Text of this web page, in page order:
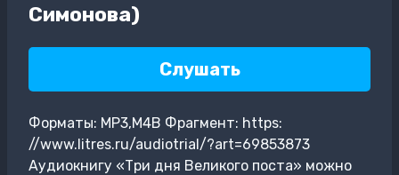
Симонова)
Слушать
Форматы: MP3,M4B Фрагмент: https:
//www.litres.ru/audiotrial/?art=69853873
Аудиокнигу «Три дня Великого поста» можно